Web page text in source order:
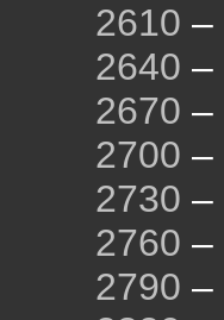
2610 –
2640 –
2670 –
2700 –
2730 –
2760 –
2790 –